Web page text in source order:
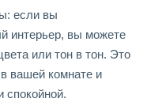
если вы
интерьер, вы можете
или тон в тон. Это
вашей комнате и
спокойной.